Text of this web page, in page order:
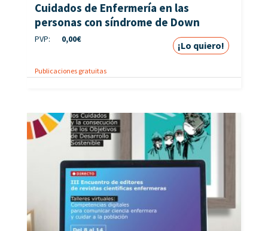
Cuidados de Enfermería en las
personas con síndrome de Down
PVP: 0,00€
¡Lo quiero!
Publicaciones gratuitas